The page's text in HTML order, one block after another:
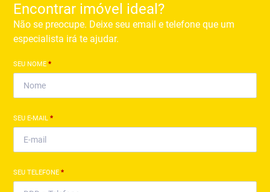
Encontrar imóvel ideal?
Não se preocupe. Deixe seu email e telefone que um
especialista irá te ajudar.
SEU NOME*
SEU E-MAIL*
SEU TELEFONE*